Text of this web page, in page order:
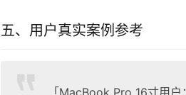
五、用户真实案例参考